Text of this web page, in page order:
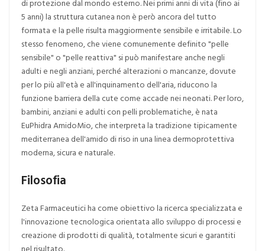
di protezione dal mondo esterno. Nei primi anni di vita (fino ai
5 anni) la struttura cutanea non è però ancora del tutto
formata e la pelle risulta maggiormente sensibile e irritabile. Lo
stesso fenomeno, che viene comunemente definito "pelle
sensibile" o "pelle reattiva" si può manifestare anche negli
adulti e negli anziani, perché alterazioni o mancanze, dovute
per lo più all'età e all'inquinamento dell'aria, riducono la
funzione barriera della cute come accade nei neonati. Per loro,
bambini, anziani e adulti con pelli problematiche, è nata
EuPhidra AmidoMio, che interpreta la tradizione tipicamente
mediterranea dell'amido di riso in una linea dermoprotettiva
moderna, sicura e naturale.
Filosofia
Zeta Farmaceutici ha come obiettivo la ricerca specializzata e
l'innovazione tecnologica orientata allo sviluppo di processi e
creazione di prodotti di qualità, totalmente sicuri e garantiti